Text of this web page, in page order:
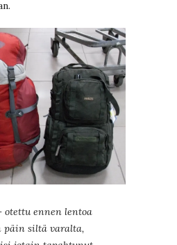
otettu ennen lentoa
päin siltä varalta,